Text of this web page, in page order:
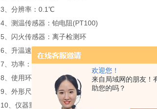
欢迎您！
来自局域网的朋友！
助您的吗？
3、分辨率：0.1℃
4、测温传感器：铂电阻(PT100)
5、闪火传感器：离子检测环
6、升温速度：符合国标标准
7、功率：﹤500W
8、使用环境温度：10～40℃ 相对湿度：﹤85%
9、外形尺寸：主机:190X260X285(mm)
10、仪器重量：18kg